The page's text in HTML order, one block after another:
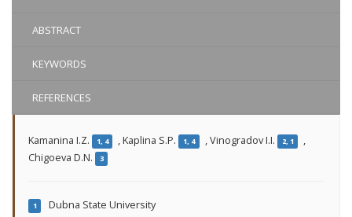
ABSTRACT
KEYWORDS
REFERENCES
Kamanina I.Z. 1, 4 ,Kaplina S.P. 1, 4 ,Vinogradov I.I. 2, 1
,
Chigoeva D.N.
3
1 Dubna State University